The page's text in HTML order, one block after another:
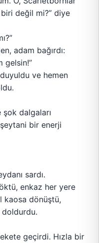
biri değil mi?” diye
adam bağırdı:
gelsin!”
duyuldu ve hemen
dalgaları
bir enerji
sardı.
enkaz her yere
kaosa dönüştü,
doldurdu.
geçirdi. Hızla bir